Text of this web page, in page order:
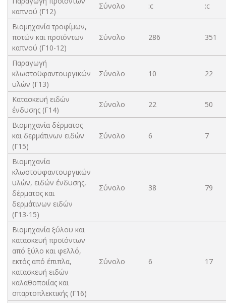
καπνού (Γ12)
Σύνολο :c :c
Βιομηχανία τροφίμων,
ποτών και προϊόντων
καπνού (Γ10-12)
Σύνολο 286 351
Παραγωγή
κλωστοϋφαντουργικών
υλών (Γ13)
Σύνολο 10 22
Κατασκευή ειδών
ένδυσης (Γ14)
Σύνολο 22 50
Βιομηχανία δέρματος
και δερμάτινων ειδών
(Γ15)
Σύνολο 6 7
Βιομηχανία
κλωστοϋφαντουργικών
υλών, ειδών ένδυσης,
δέρματος και
δερμάτινων ειδών
(Γ13-15)
Σύνολο 38 79
Βιομηχανία ξύλου και
κατασκευή προϊόντων
από ξύλο και φελλό,
εκτός από έπιπλα,
κατασκευή ειδών
καλαθοποιίας και
σπαρτοπλεκτικής (Γ16)
Σύνολο 6 17